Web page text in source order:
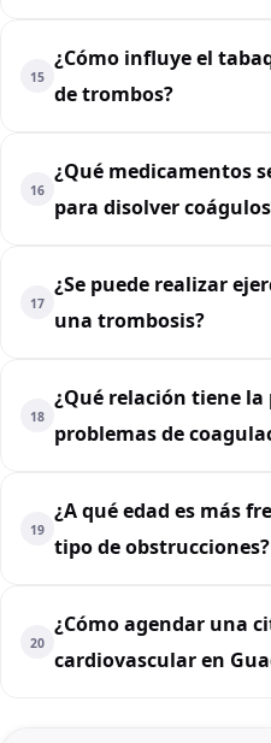
15
¿Cómo influye el
de trombos?
16
¿Qué medicamentos
para disolver
17
¿Se puede realizar
una trombosis?
18
¿Qué relación tiene
problemas de
19
¿A qué edad es más
tipo de obstrucciones?
20
¿Cómo agendar una
cardiovascular en